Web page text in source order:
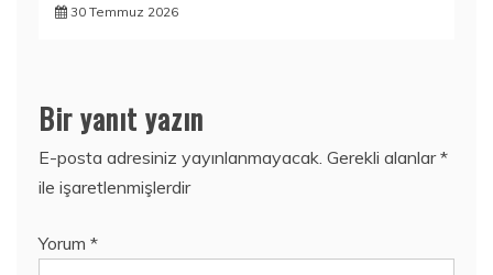
30 Temmuz 2026
Bir yanıt yazın
E-posta adresiniz yayınlanmayacak. Gerekli alanlar*
ile işaretlenmişlerdir
Yorum *